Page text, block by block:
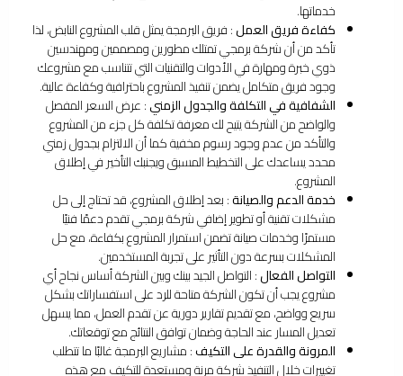
خدماتها.
كفاءة فريق العمل: فريق البرمجة يمثل قلب المشروع النابض، لذا
تأكد من أن شركة برمجي تمتلك مطورين ومصممين ومهندسين
ذوي خبرة ومهارة في الأدوات والتقنيات التي تتناسب مع مشروعك
وجود فريق متكامل يضمن تنفيذ المشروع باحترافية وكفاءة عالية.
الشفافية في التكلفة والجدول الزمني: عرض السعر المفصل
والواضح من الشركة يتيح لك معرفة تكلفة كل جزء من المشروع
والتأكد من عدم وجود رسوم مخفية كما أن الالتزام بجدول زمني
محدد يساعدك على التخطيط المسبق ويجنبك التأخير في إطلاق
المشروع.
خدمة الدعم والصيانة: بعد إطلاق المشروع، قد تحتاج إلى حل
مشكلات تقنية أو تطوير إضافي شركة برمجي تقدم دعمًا فنيًا
مستمرًا وخدمات صيانة تضمن استمرار المشروع بكفاءة، مع حل
المشكلات بسرعة دون التأثير على تجربة المستخدمين.
التواصل الفعال: التواصل الجيد بينك وبين الشركة أساس نجاح أي
مشروع يجب أن تكون الشركة متاحة للرد على استفساراتك بشكل
سريع وواضح، مع تقديم تقارير دورية عن تقدم العمل، مما يسهل
تعديل المسار عند الحاجة وضمان توافق النتائج مع توقعاتك.
المرونة والقدرة على التكيف: مشاريع البرمجة غالبًا ما تتطلب
تغييرات خلال التنفيذ شركة مرنة ومستعدة للتكيف مع هذه